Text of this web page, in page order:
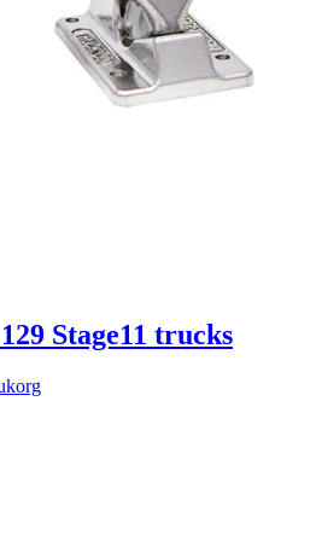
Stage11 trucks